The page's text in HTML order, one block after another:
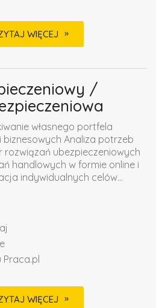
WIĘCEJ
/
własnego portfela
Analiza potrzeb
rozwiązań ubezpieczeniowych
handlowych w formie online i
indywidualnych celów...
Praca.pl
WIĘCEJ